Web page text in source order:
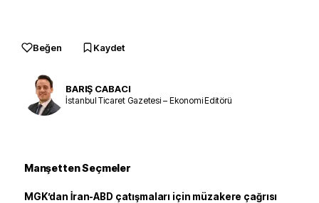
Beğen Kaydet
BARIŞ CABACI
İstanbul Ticaret Gazetesi – Ekonomi Editörü
Manşetten Seçmeler
MGK’dan İran-ABD çatışmaları için müzakere çağrısı